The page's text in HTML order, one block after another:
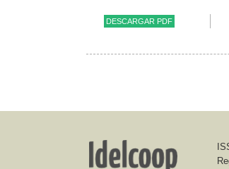
DESCARGAR PDF